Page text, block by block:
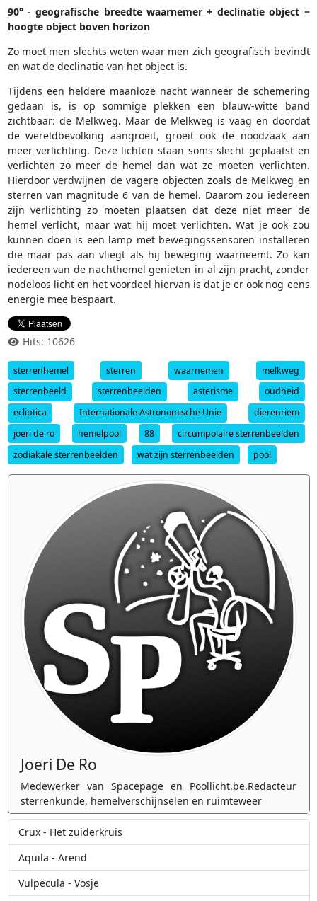
90° - geografische breedte waarnemer + declinatie object =
hoogte object boven horizon
Zo moet men slechts weten waar men zich geografisch bevindt
en wat de declinatie van het object is.
Tijdens een heldere maanloze nacht wanneer de schemering
gedaan is, is op sommige plekken een blauw-witte band
zichtbaar: de Melkweg. Maar de Melkweg is vaag en doordat
de wereldbevolking aangroeit, groeit ook de noodzaak aan
meer verlichting. Deze lichten staan soms slecht geplaatst en
verlichten zo meer de hemel dan wat ze moeten verlichten.
Hierdoor verdwijnen de vagere objecten zoals de Melkweg en
sterren van magnitude 6 van de hemel. Daarom zou iedereen
zijn verlichting zo moeten plaatsen dat deze niet meer de
hemel verlicht, maar wat hij moet verlichten. Wat je ook zou
kunnen doen is een lamp met bewegingssensoren installeren
die maar pas aan vliegt als hij beweging waarneemt. Zo kan
iedereen van de nachthemel genieten in al zijn pracht, zonder
nodeloos licht en het voordeel hiervan is dat je er ook nog eens
energie mee bespaart.
Hits: 10626
sterrenhemel sterren waarnemen
melkweg
sterrenbeeld
sterrenbeelden asterisme
oudheid
ecliptica
Internationale Astronomische Unie
dierenriem
joeri de ro
hemelpool 88
circumpolaire sterrenbeelden
zodiakale sterrenbeelden
wat zijn sterrenbeelden pool
Joeri De Ro
Medewerker van Spacepage en Poollicht.be.Redacteur
sterrenkunde, hemelverschijnselen en ruimteweer
Crux - Het zuiderkruis
Aquila - Arend
Vulpecula - Vosje